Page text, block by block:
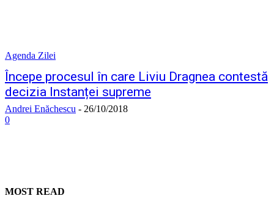
Agenda Zilei
Începe procesul în care Liviu Dragnea contestă
decizia Instanței supreme
Andrei Enăchescu - 26/10/2018
0
MOST READ